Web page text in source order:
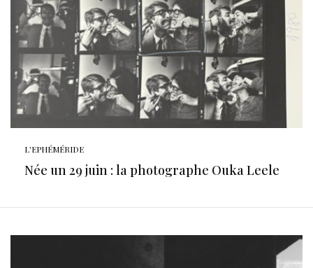
L'EPHÉMÉRIDE
Née un 29 juin : la photographe Ouka Leele